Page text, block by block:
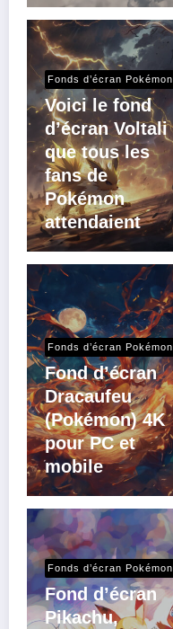
Fonds d’écran Pokémon
Voici le fond
d’écran Voltali
que tous les
fans de
Pokémon
attendaient
Fonds d’écran Pokémon
Fond d’écran
Dracaufeu
(Pokémon) 4K
pour PC et
mobile
Fonds d’écran Pokémon
Fond d’écran
Pikachu,